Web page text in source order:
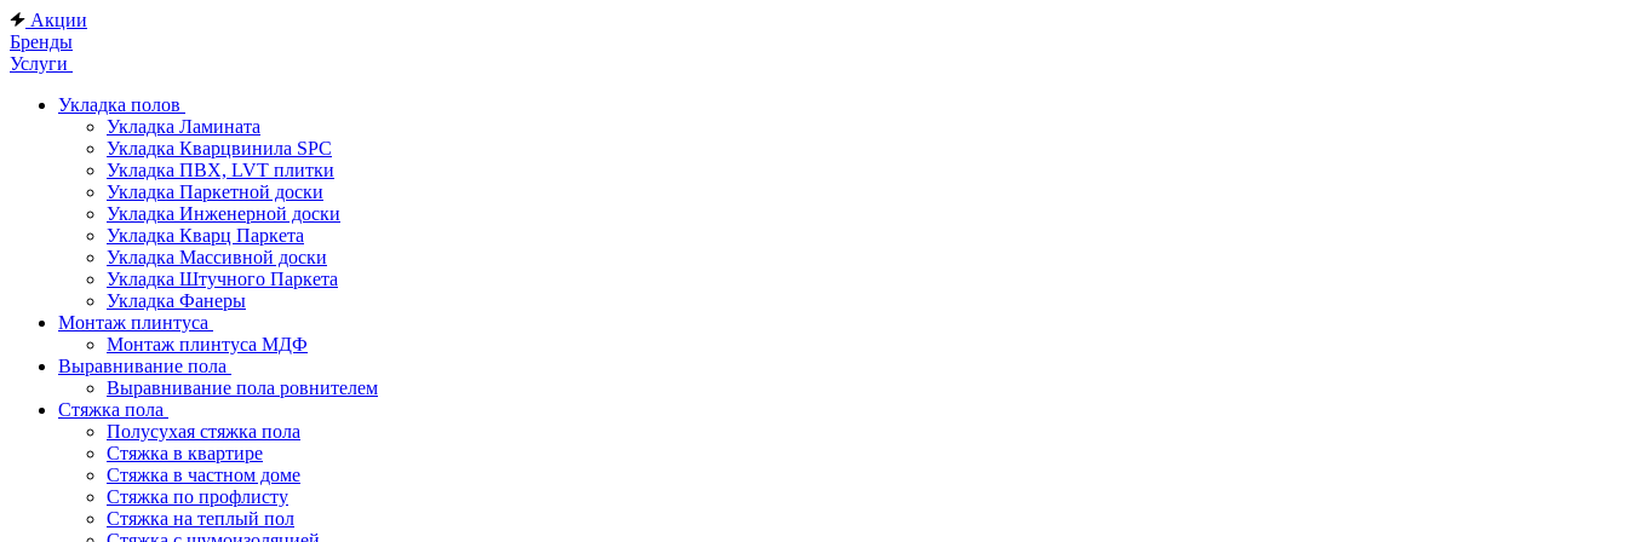
Акции
Бренды
Услуги
Укладка полов
Укладка Ламината
Укладка Кварцвинила SPC
Укладка ПВХ, LVT плитки
Укладка Паркетной доски
Укладка Инженерной доски
Укладка Кварц Паркета
Укладка Массивной доски
Укладка Штучного Паркета
Укладка Фанеры
Монтаж плинтуса
Монтаж плинтуса МДФ
Выравнивание пола
Выравнивание пола ровнителем
Стяжка пола
Полусухая стяжка пола
Стяжка в квартире
Стяжка в частном доме
Стяжка по профлисту
Стяжка на теплый пол